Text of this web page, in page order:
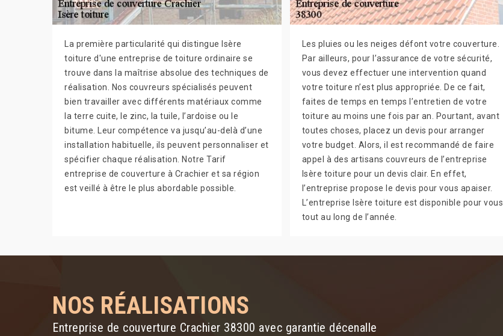
La première particularité qui distingue Isère
toiture d'une entreprise de toiture ordinaire se
trouve dans la maîtrise absolue des techniques de
réalisation. Nos couvreurs spécialisés peuvent
bien travailler avec différents matériaux comme
la terre cuite, le zinc, la tuile, l’ardoise ou le
bitume. Leur compétence va jusqu’au-delà d’une
installation habituelle, ils peuvent personnaliser et
spécifier chaque réalisation. Notre Tarif
entreprise de couverture à Crachier et sa région
est veillé à être le plus abordable possible.
Les pluies ou les neiges défont votre couverture.
Par ailleurs, pour l’assurance de votre sécurité,
vous devez effectuer une intervention quand
votre toiture n’est plus appropriée. De ce fait,
faites de temps en temps l’entretien de votre
toiture au moins une fois par an. Pourtant, avant
toutes choses, placez un devis pour arranger
votre budget. Alors, il est recommandé de faire
appel à des artisans couvreurs de l’entreprise
Isère toiture pour un devis clair. En effet,
l’entreprise propose le devis pour vous apaiser.
L’entreprise Isère toiture est disponible pour vous
tout au long de l’année.
NOS RÉALISATIONS
Entreprise de couverture Crachier 38300 avec garantie décenalle